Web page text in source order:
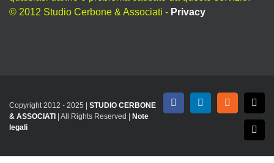
© 2012 Studio Cerbone & Associati - Privacy
Copyright 2012 - 2025 | STUDIO CERBONE
& ASSOCIATI
| All Rights Reserved |
Note
legali
FacebookLinkedInRss X